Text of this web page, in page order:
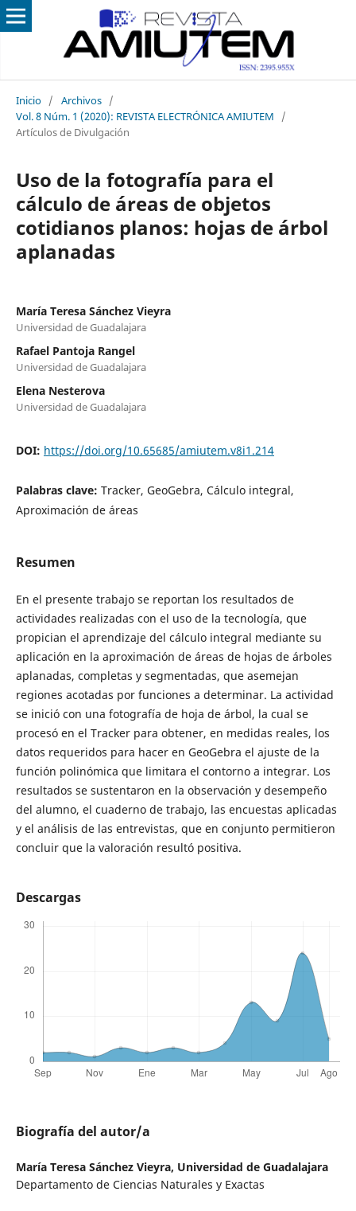
Inicio / Archivos /
Vol. 8 Núm. 1 (2020): REVISTA ELECTRÓNICA AMIUTEM
/
Artículos de Divulgación
Uso de la fotografía para el
cálculo de áreas de objetos
cotidianos planos: hojas de árbol
aplanadas
María Teresa Sánchez Vieyra
Universidad de Guadalajara
Rafael Pantoja Rangel
Universidad de Guadalajara
Elena Nesterova
Universidad de Guadalajara
DOI: https://doi.org/10.65685/amiutem.v8i1.214
Palabras clave: Tracker, GeoGebra, Cálculo integral,
Aproximación de áreas
Resumen
En el presente trabajo se reportan los resultados de
actividades realizadas con el uso de la tecnología, que
propician el aprendizaje del cálculo integral mediante su
aplicación en la aproximación de áreas de hojas de árboles
aplanadas, completas y segmentadas, que asemejan
regiones acotadas por funciones a determinar. La actividad
se inició con una fotografía de hoja de árbol, la cual se
procesó en el Tracker para obtener, en medidas reales, los
datos requeridos para hacer en GeoGebra el ajuste de la
función polinómica que limitara el contorno a integrar. Los
resultados se sustentaron en la observación y desempeño
del alumno, el cuaderno de trabajo, las encuestas aplicadas
y el análisis de las entrevistas, que en conjunto permitieron
concluir que la valoración resultó positiva.
Descargas
Biografía del autor/a
María Teresa Sánchez Vieyra, Universidad de Guadalajara
Departamento de Ciencias Naturales y Exactas